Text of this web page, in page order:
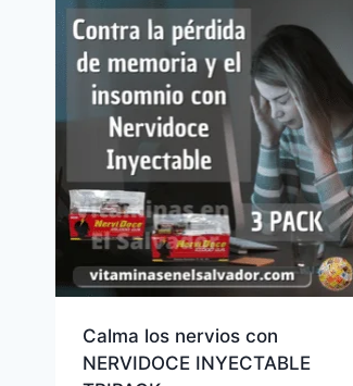
Calma los nervios con
NERVIDOCE INYECTABLE